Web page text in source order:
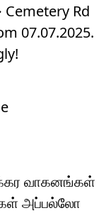
Cemetery Rd
07.07.2025.
சக்கர வாகனங்கள்
அப்பல்லோ